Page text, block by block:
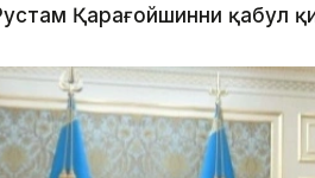
Қарағойшинни қабул